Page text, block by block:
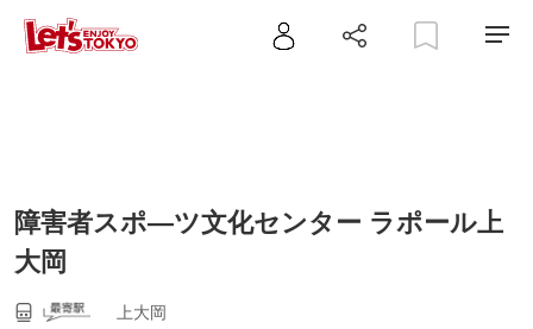
障害者スポ―ツ文化センター ラポール上
大岡
上大岡